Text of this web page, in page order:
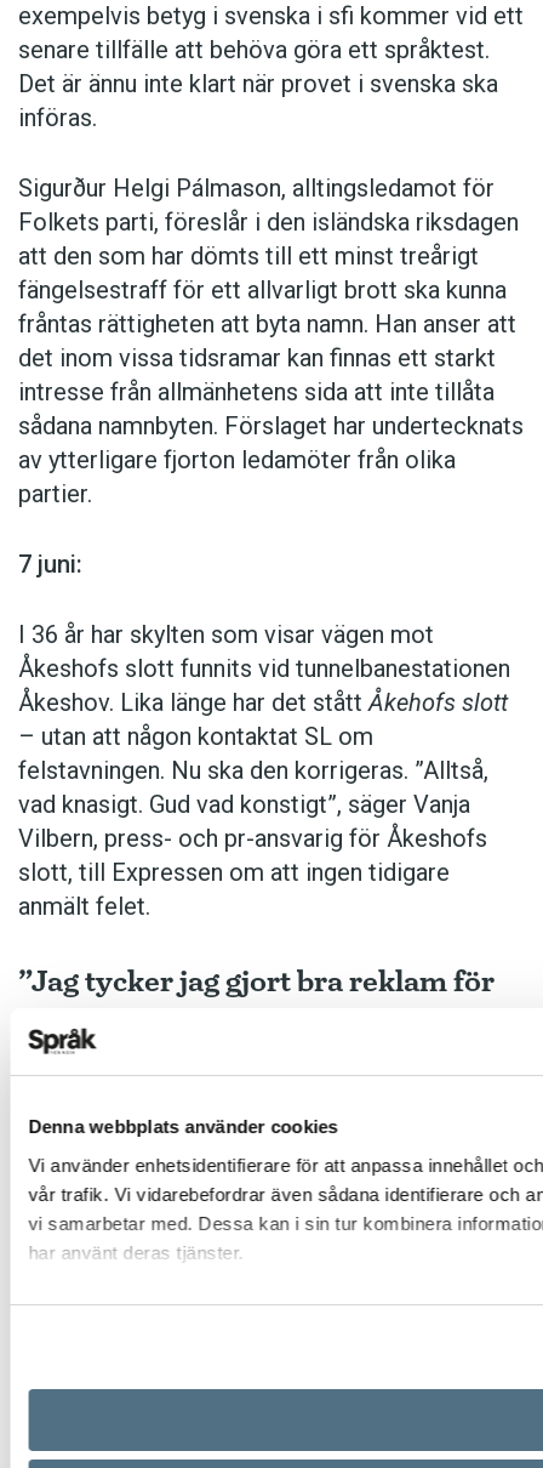
Denna webbplats använder cookies
Vi använder enhetsidentifierare för att anpassa innehållet
vår trafik. Vi vidarebefordrar även sådana identifierare och
vi samarbetar med. Dessa kan i sin tur kombinera
har använt deras tjänster.
exempelvis betyg i svenska i sfi kommer vid ett
senare tillfälle att behöva göra ett språktest.
Det är ännu inte klart när provet i svenska ska
införas.
Sigurður Helgi Pálmason, alltingsledamot för
Folkets parti, föreslår i den isländska riksdagen
att den som har dömts till ett minst treårigt
fängelsestraff för ett allvarligt brott ska kunna
fråntas rättigheten att byta namn. Han anser att
det inom vissa tidsramar kan finnas ett starkt
intresse från allmänhetens sida att inte tillåta
sådana namnbyten. Förslaget har undertecknats
av ytterligare fjorton ledamöter från olika
partier.
7 juni:
I 36 år har skylten som visar vägen mot
Åkeshofs slott funnits vid tunnelbanestationen
Åkeshov. Lika länge har det ståttÅkehofs slott
– utan att någon kontaktat SL om
felstavningen. Nu ska den korrigeras. ”Alltså,
vad knasigt. Gud vad konstigt”, säger Vanja
Vilbern, press- och pr-ansvarig för Åkeshofs
slott, till Expressen om att ingen tidigare
anmält felet.
”Jag tycker jag gjort bra reklam för
Ferrari”
Efter drygt 30 år tvingasPizzeria Ferrarii
Henån byta namn. Den italienska biltillverkaren
Ferrari anser att namnet inkräktar på företagets
varumärke och att pizzerian olovligen utnyttjar
bilmärkets anseende. Utöver att byta namn
år. Jag fattar inte varför. Jag tycker jag gjort bra